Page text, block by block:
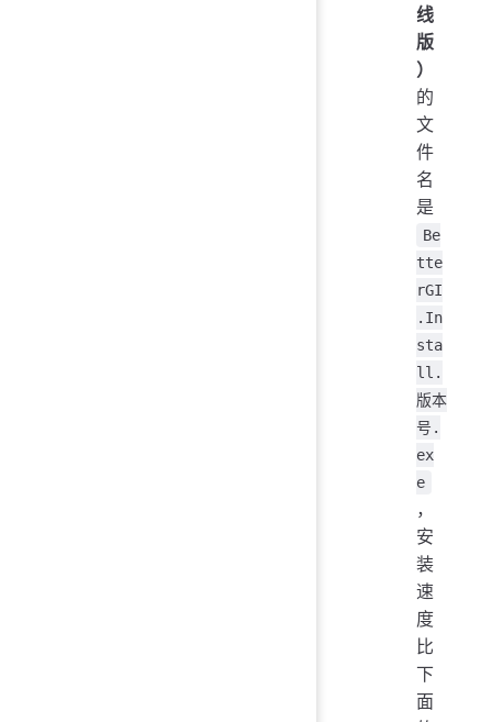
线
版
）
的
文
件
名
是
Be
tte
rGI
.In
sta
ll.
版本
号.
ex
e
，
安
装
速
度
比
下
面